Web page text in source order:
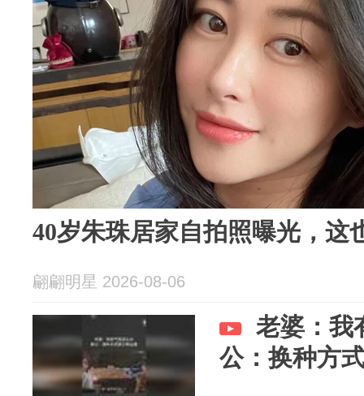
40岁朱珠居家自拍照曝光，这
翩翩明星 2026-08-06
老婆：我
公：换种方